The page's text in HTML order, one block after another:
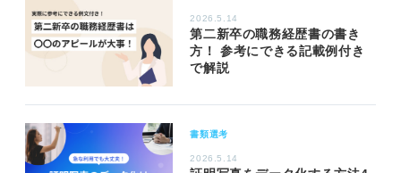
2026.5.14
第二新卒の職務経歴書の書き
方！ 参考にできる記載例付き
で解説
書類選考
2026.5.14